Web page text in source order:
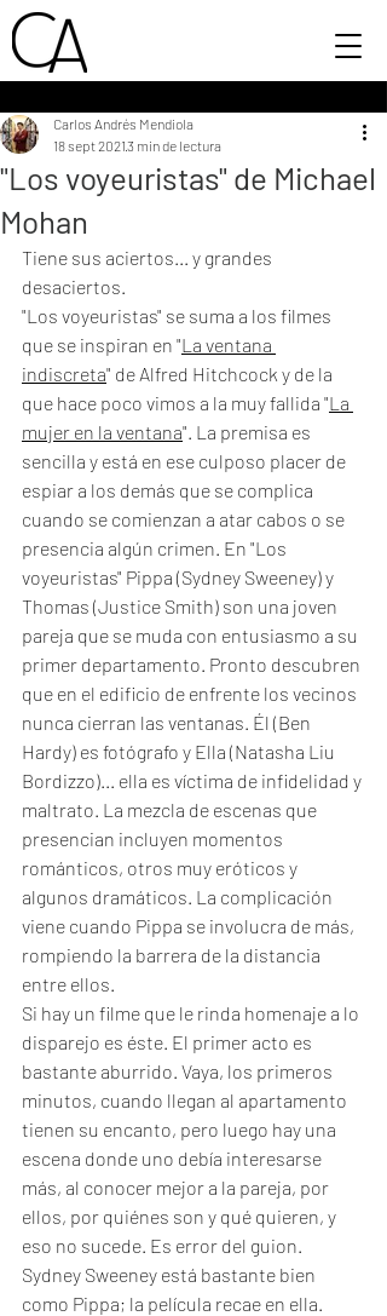
"Los voyeuristas" de Michael
Mohan
Carlos Andrés Mendiola
18 sept 20213 min de lectura
Tiene sus aciertos... y grandes
desaciertos.
"Los voyeuristas" se suma a los filmes
que se inspiran en "La ventana
indiscreta" de Alfred Hitchcock y de la
que hace poco vimos a la muy fallida "La
mujer en la ventana". La premisa es
sencilla y está en ese culposo placer de
espiar a los demás que se complica
cuando se comienzan a atar cabos o se
presencia algún crimen. En "Los
voyeuristas" Pippa (Sydney Sweeney) y
Thomas (Justice Smith) son una joven
pareja que se muda con entusiasmo a su
primer departamento. Pronto descubren
que en el edificio de enfrente los vecinos
nunca cierran las ventanas. Él (Ben
Hardy) es fotógrafo y Ella (Natasha Liu
Bordizzo)... ella es víctima de infidelidad y
maltrato. La mezcla de escenas que
presencian incluyen momentos
románticos, otros muy eróticos y
algunos dramáticos. La complicación
viene cuando Pippa se involucra de más,
rompiendo la barrera de la distancia
entre ellos.
Si hay un filme que le rinda homenaje a lo
disparejo es éste. El primer acto es
bastante aburrido. Vaya, los primeros
minutos, cuando llegan al apartamento
tienen su encanto, pero luego hay una
escena donde uno debía interesarse
más, al conocer mejor a la pareja, por
ellos, por quiénes son y qué quieren, y
eso no sucede. Es error del guion.
Sydney Sweeney está bastante bien
como Pippa; la película recae en ella.